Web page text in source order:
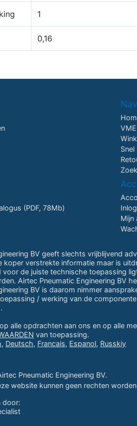
1
0,16
(PDF, 78Mb)
Mijn
BV geeft slechts vrijblijvend
koper verstrekte informatie maar is
de juiste technische toepassing
Airtec Pneumatic Engineering BV
BV is daarom nimmer
/ werking van de
alle opdrachten aan ons en op alle
van toepassing.
, Deutsch, Francais, Espanol, Russkiy
Pneumatic Engineering BV.
website kunnen geen rechten
door: